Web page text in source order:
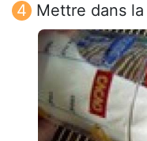
Mettre dans